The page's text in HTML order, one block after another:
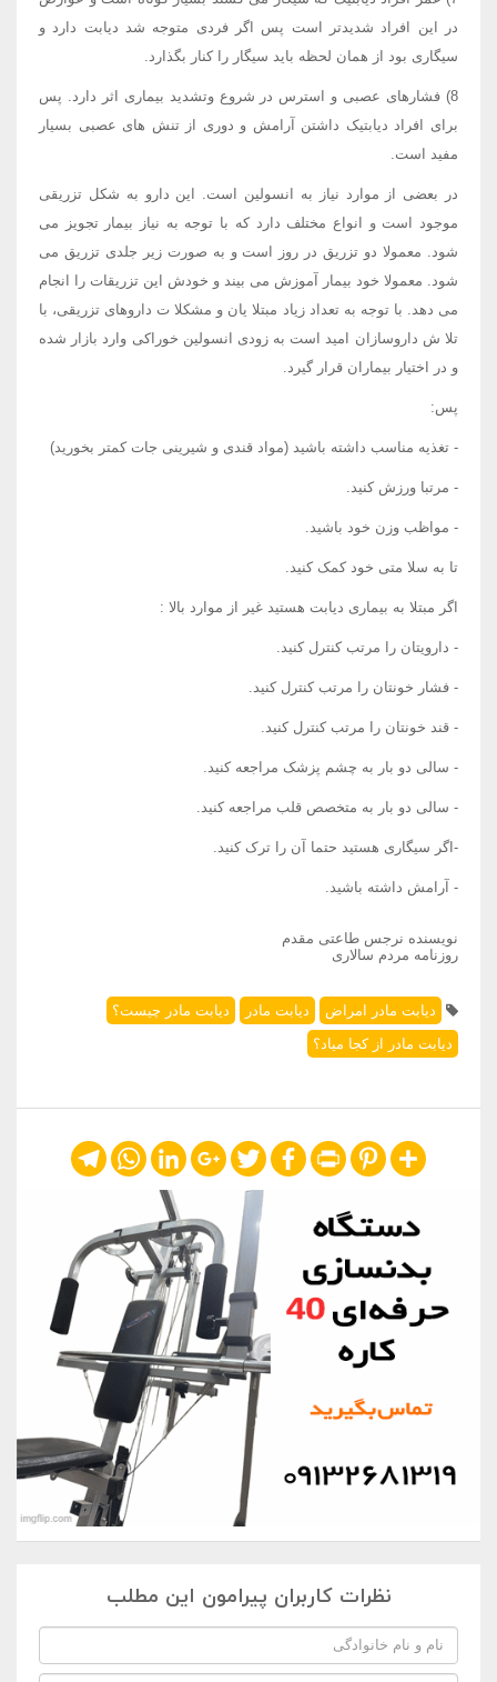
در این افراد شدیدتر است پس اگر فردی متوجه شد دیابت دارد و
سیگاری بود از همان لحظه باید سیگار را کنار بگذارد.
8) فشارهای عصبی و استرس در شروع وتشدید بیماری اثر دارد. پس
برای افراد دیابتیک داشتن آرامش و دوری از تنش های عصبی بسیار
مفید است.
در بعضی از موارد نیاز به انسولین است. این دارو به شکل تزریقی
موجود است و انواع مختلف دارد که با توجه به نیاز بیمار تجویز می
شود. معمولا دو تزریق در روز است و به صورت زیر جلدی تزریق می
شود. معمولا خود بیمار آموزش می بیند و خودش این تزریقات را انجام
می دهد. با توجه به تعداد زیاد مبتلا یان و مشکلا ت داروهای تزریقی، با
تلا ش داروسازان امید است به زودی انسولین خوراکی وارد بازار شده
و در اختیار بیماران قرار گیرد.
پس:
- تغذیه مناسب داشته باشید (مواد قندی و شیرینی جات کمتر بخورید)
- مرتبا ورزش کنید.
- مواظب وزن خود باشید.
تا به سلا متی خود کمک کنید.
اگر مبتلا به بیماری دیابت هستید غیر از موارد بالا :
- دارویتان را مرتب کنترل کنید.
- فشار خونتان را مرتب کنترل کنید.
- قند خونتان را مرتب کنترل کنید.
- سالی دو بار به چشم پزشک مراجعه کنید.
- سالی دو بار به متخصص قلب مراجعه کنید.
-اگر سیگاری هستید حتما آن را ترک کنید.
- آرامش داشته باشید.
نویسنده نرجس طاعتی مقدم
روزنامه مردم سالاری
دیابت مادر امراض دیابت مادر
دیابت مادر چیست؟
دیابت مادر از کجا میاد؟
Share
Pinterest
Print
Facebook
Twitter
Google+
LinkedIn
WhatsApp
Telegram
نظرات کاربران پیرامون این مطلب